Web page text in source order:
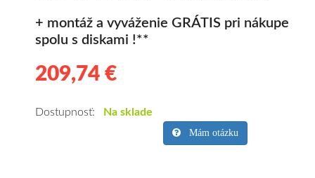
+ montáž a vyváženie GRÁTIS pri nákupe
spolu s diskami !**
209,74 €
pneumatiky
Dostupnosť: Na sklade
Mám otázku